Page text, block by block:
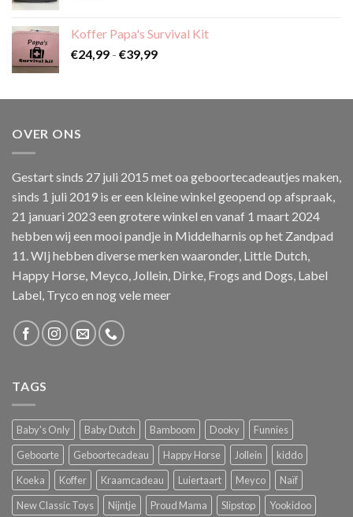
Koffer Papa's Survival Kit
€24,99 - €39,99Prijsklasse:
€39,99
OVER ONS
Gestart sinds 27 juli 2015 met oa geboortecadeautjes maken,
sinds 1 juli 2019 is er een kleine winkel geopend op afspraak,
21 januari 2023 een grotere winkel en vanaf 1 maart 2024
hebben wij een mooi pandje in Middelharnis op het Zandpad
11. WIj hebben diverse merken waaronder, Little Dutch,
Happy Horse, Meyco, Jollein, Dirke, Frogs and Dogs, Label
Label, Tryco en nog vele meer
TAGS
Baby's Only Baby Dutch Bamboom Dooky
Funnies
Geboorte
Geboortecadeau Happy Horse Jollein
kiddo
Koeka
Koffer Kraamcadeau Luiertaart Meyco
Naïf
New Classic Toys
Nijntje Proud Mama Slipstop
Yookidoo